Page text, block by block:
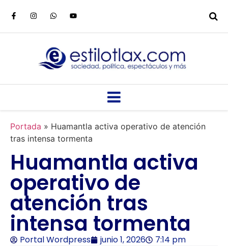
Portada » Huamantla activa operativo de atención
tras intensa tormenta
Huamantla activa
operativo de
atención tras
intensa tormenta
Portal Wordpress junio 1, 2026 7:14 pm